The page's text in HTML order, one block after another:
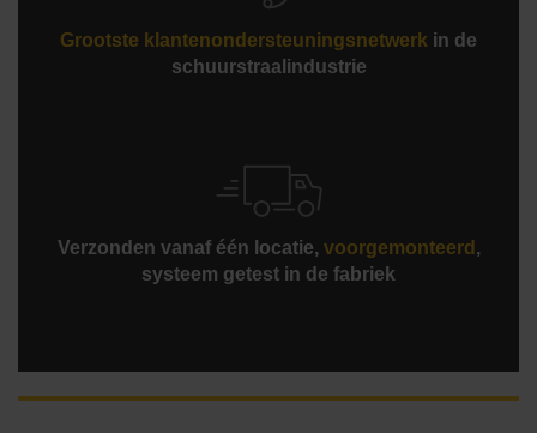
Grootste klantenondersteuningsnetwerk in de
schuurstraalindustrie
Verzonden vanaf één locatie, voorgemonteerd ,
systeem getest in de fabriek